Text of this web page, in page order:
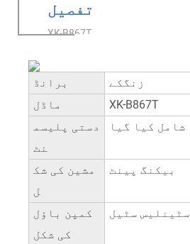
تفصیل
XK-B867T
برانڈ
زنگکے
ماڈل
XK-B867T
دستی پلیسم
نٹ
شامل کیا گیا
مشین کی شک
ل
بیکنگ پینٹ
کمپن باؤل
کی شکل
سٹینلیس سٹیل